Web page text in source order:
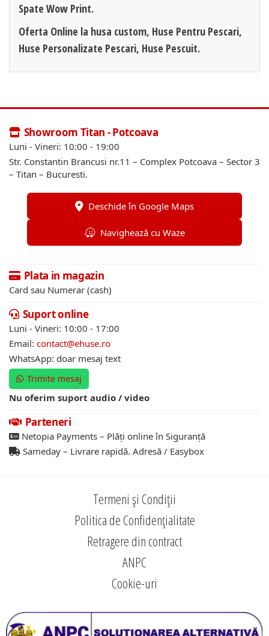
Spate Wow Print.
Oferta Online la husa custom, Huse Pentru Pescari,
Huse Personalizate Pescari, Huse Pescuit.
Showroom Titan - Potcoava
Luni - Vineri: 10:00 - 19:00
Str. Constantin Brancusi nr.11 – Complex Potcoava – Sector 3
– Titan – Bucuresti.
Deschide în Google Maps
Navighează cu Waze
Plata in magazin
Card sau Numerar (cash)
Suport online
Luni - Vineri: 10:00 - 17:00
Email: contact@ehuse.ro
WhatsApp: doar mesaj text
Trimite mesaj
Nu oferim suport audio / video
Parteneri
Netopia Payments – Plăți online în Siguranță
Sameday – Livrare rapidă. Adresă / Easybox
Termeni și Condiții
Politica de Confidențialitate
Retragere din contract
ANPC
Cookie-uri